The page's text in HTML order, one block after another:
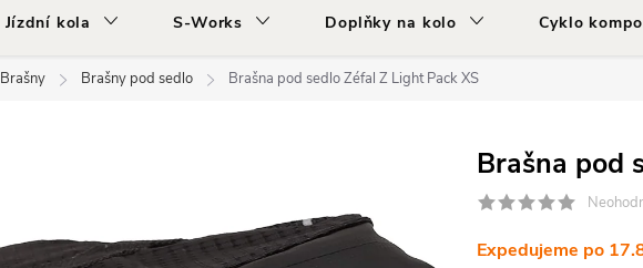
Jízdní kola S-Works Doplňky na kolo Cyklo
Brašny Brašny pod sedlo Brašna pod sedlo Zéfal Z Light Pack XS
Brašna pod
Expedujeme po